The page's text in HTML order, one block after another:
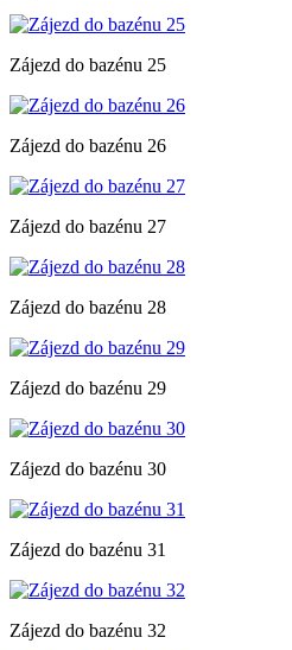
Zájezd do bazénu 25
Zájezd do bazénu 26
Zájezd do bazénu 27
Zájezd do bazénu 28
Zájezd do bazénu 29
Zájezd do bazénu 30
Zájezd do bazénu 31
Zájezd do bazénu 32